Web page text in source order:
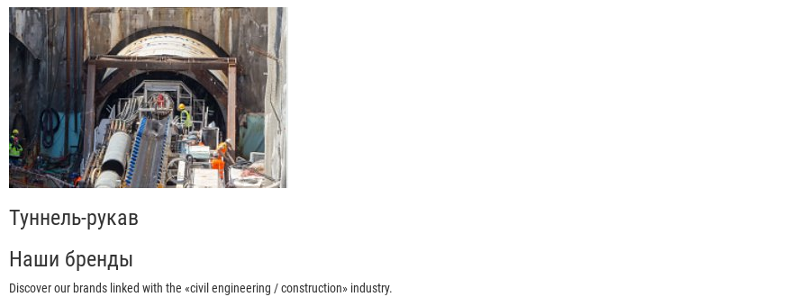
Туннель-рукав
Наши бренды
Discover our brands linked with the «civil engineering / construction» industry.